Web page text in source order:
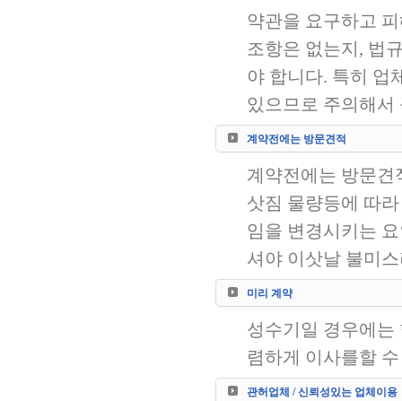
약관을 요구하고
조항은 없는지, 법
야 합니다. 특히 업
있으므로 주의해서
계약전에는 방문견적
계약전에는 방문견
삿짐 물량등에 따
임을 변경시키는
셔야 이삿날 불미
미리 계약
성수기일 경우에는
렴하게 이사를할
관허업체 / 신뢰성있는 업체이용